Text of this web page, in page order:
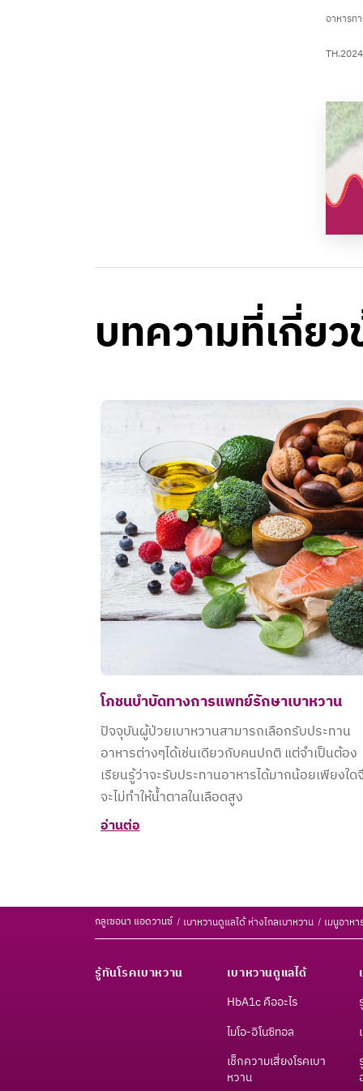
อาหารท
บทความที่เกี่ย
โภชนบำบัดทางการแพทย์รักษาเบาหวาน
ปัจจุบันผู้ป่วยเบาหวานสามารถเลือกรับประทาน
อาหารต่างๆได้เช่นเดียวกับคนปกติ แต่จำเป็นต้อง
เรียนรู้ว่าจะรับประทานอาหารได้มากน้อยเพียงใด
จะไม่ทำให้น้ำตาลในเลือดสูง
อ่านต่อ
กลูเซอนา แอดวานซ์ เบาหวานดูแลได้ ห่างไกลเบาหวาน เมนูอาห
รู้ทันโรคเบาหวาน
เบาหวานดูแลได้
HbA1c คืออะไร
ไมโอ-อิโนซิทอล
เช็กความเสี่ยงโรคเบา
หวาน​